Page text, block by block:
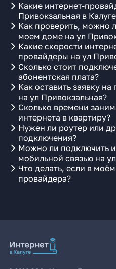
Какие интернет-
Привокзальная в
Как проверить, можно
моем доме на ул
Какие скорости
провайдеры на ул
Сколько стоит
абонентская плата?
Как оставить заявку
на ул Привокзальная?
Сколько времени
интернета в квартиру?
Нужен ли роутер или
подключения?
Можно ли подключить
мобильной связью на
Что делать, если в
провайдера?